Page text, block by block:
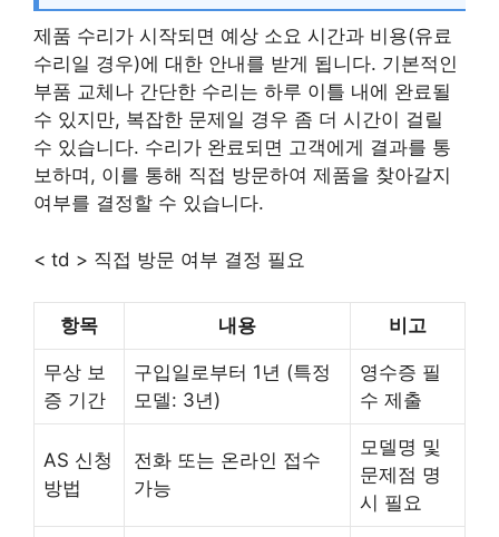
제품 수리가 시작되면 예상 소요 시간과 비용(유료
수리일 경우)에 대한 안내를 받게 됩니다. 기본적인
부품 교체나 간단한 수리는 하루 이틀 내에 완료될
수 있지만, 복잡한 문제일 경우 좀 더 시간이 걸릴
수 있습니다. 수리가 완료되면 고객에게 결과를 통
보하며, 이를 통해 직접 방문하여 제품을 찾아갈지
여부를 결정할 수 있습니다.
< td > 직접 방문 여부 결정 필요
항목 내용 비고
무상 보
증 기간
구입일로부터 1년 (특정
모델: 3년)
영수증 필
수 제출
AS 신청
방법
전화 또는 온라인 접수
가능
모델명 및
문제점 명
시 필요